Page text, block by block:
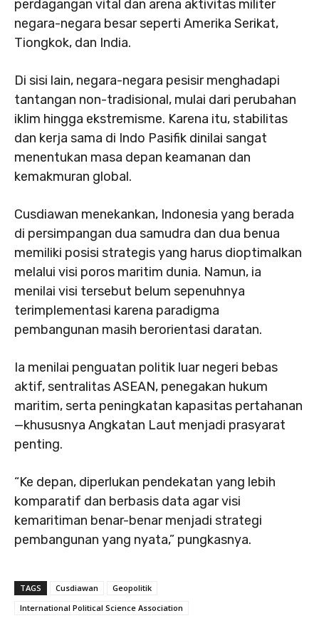
perdagangan vital dan arena aktivitas militer
negara-negara besar seperti Amerika Serikat,
Tiongkok, dan India.
Di sisi lain, negara-negara pesisir menghadapi
tantangan non-tradisional, mulai dari perubahan
iklim hingga ekstremisme. Karena itu, stabilitas
dan kerja sama di Indo Pasifik dinilai sangat
menentukan masa depan keamanan dan
kemakmuran global.
Cusdiawan menekankan, Indonesia yang berada
di persimpangan dua samudra dan dua benua
memiliki posisi strategis yang harus dioptimalkan
melalui visi poros maritim dunia. Namun, ia
menilai visi tersebut belum sepenuhnya
terimplementasi karena paradigma
pembangunan masih berorientasi daratan.
Ia menilai penguatan politik luar negeri bebas
aktif, sentralitas ASEAN, penegakan hukum
maritim, serta peningkatan kapasitas pertahanan
—khususnya Angkatan Laut menjadi prasyarat
penting.
“Ke depan, diperlukan pendekatan yang lebih
komparatif dan berbasis data agar visi
kemaritiman benar-benar menjadi strategi
pembangunan yang nyata,” pungkasnya.
TAGS Cusdiawan
Geopolitik
International Political Science Association